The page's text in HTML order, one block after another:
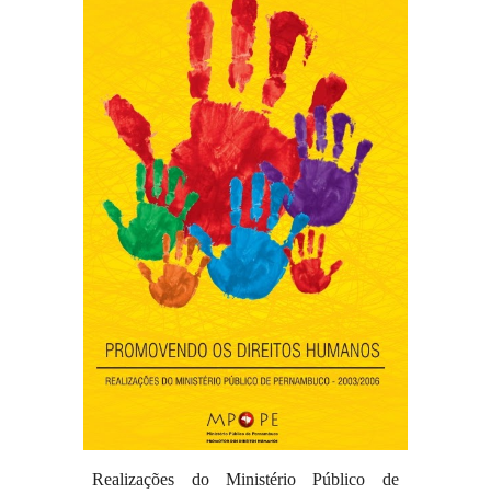
Realizações do Ministério Público de